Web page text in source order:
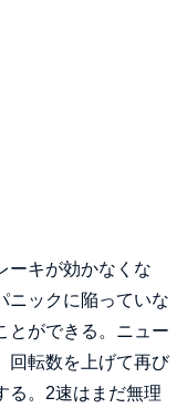
ーキが効かなくな
ニックに陥っていな
とができる。ニュー
回転数を上げて再び
る。2速はまだ無理